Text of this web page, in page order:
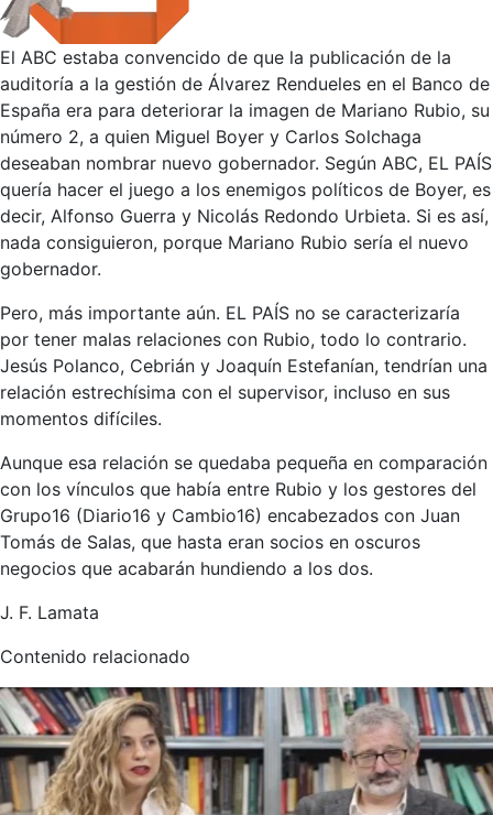
El ABC estaba convencido de que la publicación de la
auditoría a la gestión de Álvarez Rendueles en el Banco de
España era para deteriorar la imagen de Mariano Rubio, su
número 2, a quien Miguel Boyer y Carlos Solchaga
deseaban nombrar nuevo gobernador. Según ABC, EL PAÍS
quería hacer el juego a los enemigos políticos de Boyer, es
decir, Alfonso Guerra y Nicolás Redondo Urbieta. Si es así,
nada consiguieron, porque Mariano Rubio sería el nuevo
gobernador.
Pero, más importante aún. EL PAÍS no se caracterizaría
por tener malas relaciones con Rubio, todo lo contrario.
Jesús Polanco, Cebrián y Joaquín Estefanían, tendrían una
relación estrechísima con el supervisor, incluso en sus
momentos difíciles.
Aunque esa relación se quedaba pequeña en comparación
con los vínculos que había entre Rubio y los gestores del
Grupo16 (Diario16 y Cambio16) encabezados con Juan
Tomás de Salas, que hasta eran socios en oscuros
negocios que acabarán hundiendo a los dos.
J. F. Lamata
Contenido relacionado